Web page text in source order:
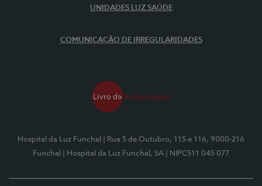
UNIDADES LUZ SAÚDE
COMUNICAÇÃO DE IRREGULARIDADES
Hospital da Luz Funchal
| Rua 5 de Outubro, 115 e 116, 9000-216
Funchal
| Hospital da Luz Funchal, SA | NIPC511 045 077